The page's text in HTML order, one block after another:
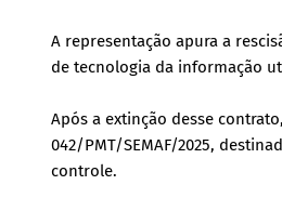
A representação apura a
de tecnologia da informação
Após a extinção desse
042/PMT/SEMAF/2025,
controle.